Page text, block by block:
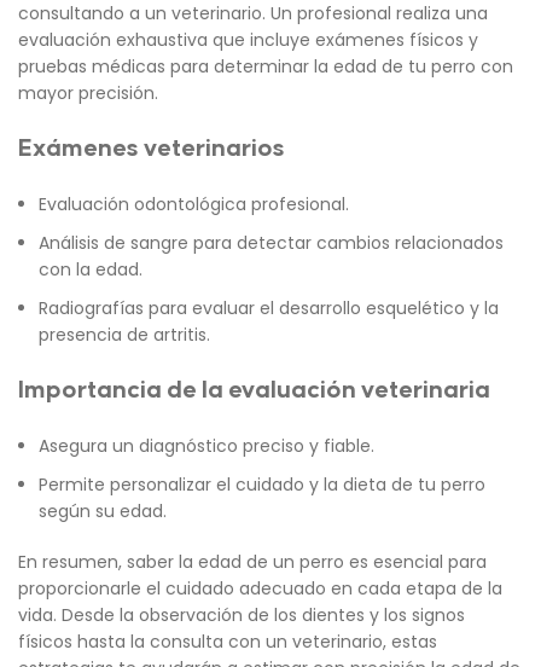
consultando a un veterinario. Un profesional realiza una
evaluación exhaustiva que incluye exámenes físicos y
pruebas médicas para determinar la edad de tu perro con
mayor precisión.
Exámenes veterinarios
Evaluación odontológica profesional.
Análisis de sangre para detectar cambios relacionados
con la edad.
Radiografías para evaluar el desarrollo esquelético y la
presencia de artritis.
Importancia de la evaluación veterinaria
Asegura un diagnóstico preciso y fiable.
Permite personalizar el cuidado y la dieta de tu perro
según su edad.
En resumen, saber la edad de un perro es esencial para
proporcionarle el cuidado adecuado en cada etapa de la
vida. Desde la observación de los dientes y los signos
físicos hasta la consulta con un veterinario, estas